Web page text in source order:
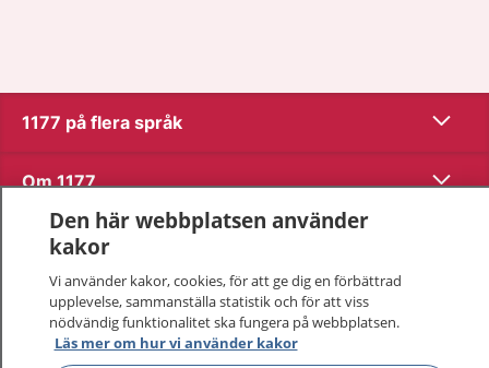
1177 på flera språk Visa
Om 1177 Visa
Kontakt
Behandling av personuppgifter
Den här webbplatsen använder
kakor
Vi använder kakor, cookies, för att ge dig en förbättrad
upplevelse, sammanställa statistik och för att viss
nödvändig funktionalitet ska fungera på webbplatsen.
Läs mer om hur vi använder kakor